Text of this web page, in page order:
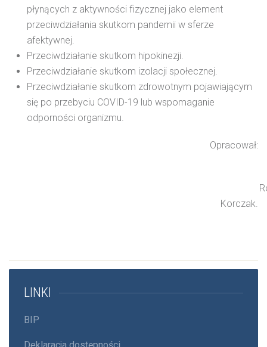
płynących z aktywności fizycznej jako element
przeciwdziałania skutkom pandemii w sferze
afektywnej.
Przeciwdziałanie skutkom hipokinezji.
Przeciwdziałanie skutkom izolacji społecznej.
Przeciwdziałanie skutkom zdrowotnym pojawiającym
się po przebyciu COVID-19 lub wspomaganie
odporności organizmu.
Opracował:
Korczak.
LINKI
BIP